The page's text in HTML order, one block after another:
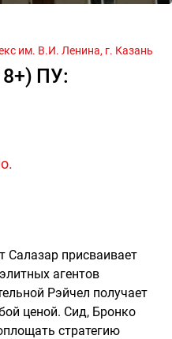
им. В.И. Ленина, г. Казань
ПУ:
Салазар присваивает
агентов
Рэйчел получает
ценой. Сид, Бронко
стратегию